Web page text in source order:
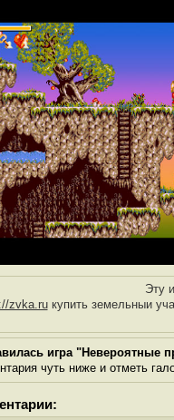
Эту
zvka.ruкупить земельныи
игра "Невероятные
чуть ниже и отметь